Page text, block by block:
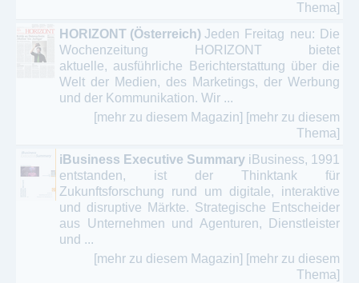
Thema]
HORIZONT (Österreich) Jeden Freitag neu: Die
Wochenzeitung HORIZONT bietet
aktuelle, ausführliche Berichterstattung über die
Welt der Medien, des Marketings, der Werbung
und der Kommunikation. Wir ...
[mehr zu diesem Magazin] [mehr zu diesem
Thema]
iBusiness Executive Summary iBusiness, 1991
entstanden, ist der Thinktank für
Zukunftsforschung rund um digitale, interaktive
und disruptive Märkte. Strategische Entscheider
aus Unternehmen und Agenturen, Dienstleister
und ...
[mehr zu diesem Magazin] [mehr zu diesem
Thema]